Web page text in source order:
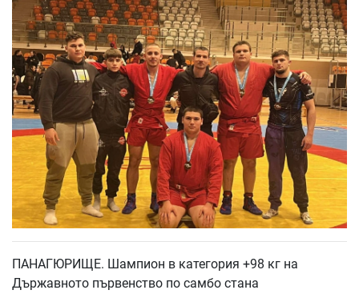
ПАНАГЮРИЩЕ. Шампион в категория +98 кг на
Държавното първенство по самбо стана